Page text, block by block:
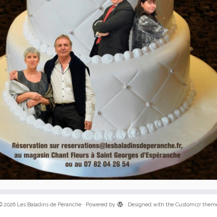
2026 Les Baladins de Péranche · Powered by · Designed with the Customizr